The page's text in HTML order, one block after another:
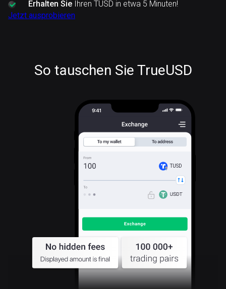
Erhalten Sie Ihren TUSD in etwa 5 Minuten!
Jetzt ausprobieren
So tauschen Sie TrueUSD
TUSD